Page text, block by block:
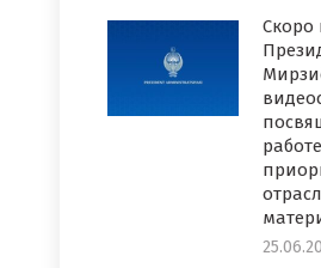
Скоро